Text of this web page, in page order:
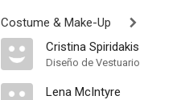
Costume & Make-Up
Cristina Spiridakis
Diseño de Vestuario
Lena McIntyre